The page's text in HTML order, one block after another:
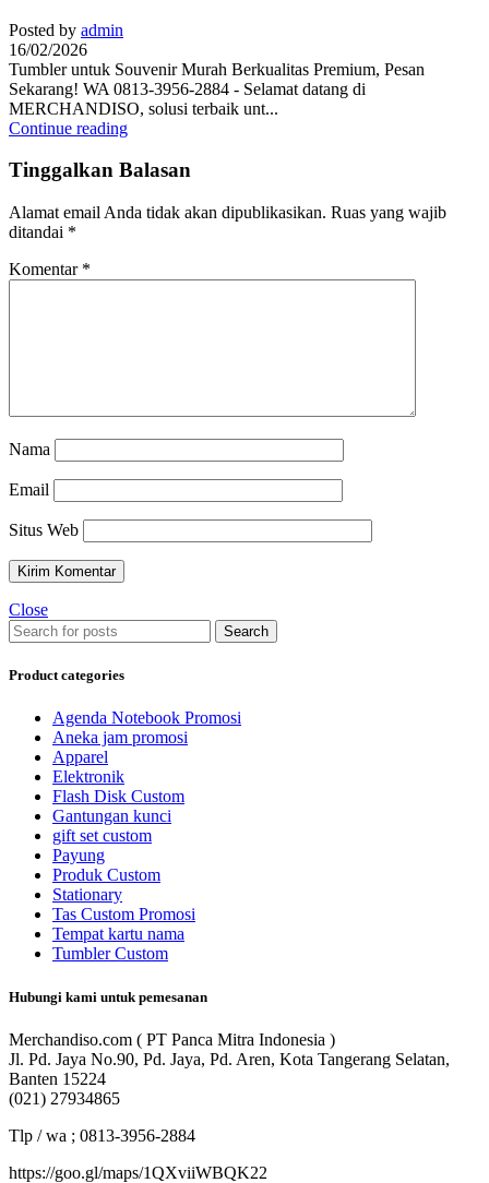
Posted by admin
16/02/2026
Tumbler untuk Souvenir Murah Berkualitas Premium, Pesan
Sekarang! WA 0813-3956-2884 - Selamat datang di
MERCHANDISO, solusi terbaik unt...
Continue reading
Tinggalkan Balasan
Alamat email Anda tidak akan dipublikasikan. Ruas yang wajib
ditandai *
Komentar *
Nama
Email
Situs Web
Close
Search
Product categories
Agenda Notebook Promosi
Aneka jam promosi
Apparel
Elektronik
Flash Disk Custom
Gantungan kunci
gift set custom
Payung
Produk Custom
Stationary
Tas Custom Promosi
Tempat kartu nama
Tumbler Custom
Hubungi kami untuk pemesanan
Merchandiso.com ( PT Panca Mitra Indonesia )
Jl. Pd. Jaya No.90, Pd. Jaya, Pd. Aren, Kota Tangerang Selatan,
Banten 15224
(021) 27934865
Tlp / wa ; 0813-3956-2884
https://goo.gl/maps/1QXviiWBQK22